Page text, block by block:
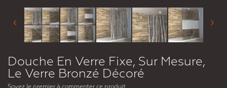
Douche En Verre Fixe, Sur Mesure,
Le Verre Bronzé Décoré